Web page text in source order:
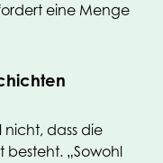
eine Menge
dass die
besteht. „Sowohl